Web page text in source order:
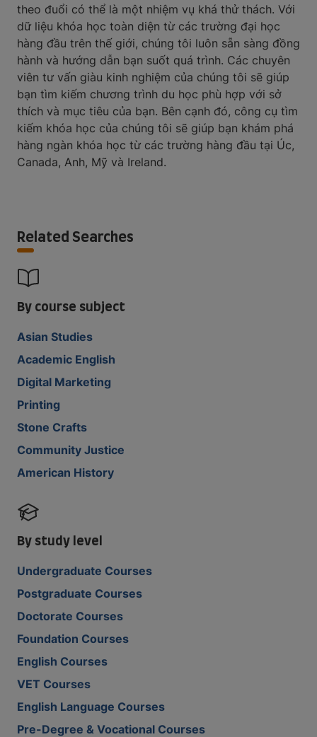
theo đuổi có thể là một nhiệm vụ khá thử thách. Với
dữ liệu khóa học toàn diện từ các trường đại học
hàng đầu trên thế giới, chúng tôi luôn sẵn sàng đồng
hành và hướng dẫn bạn suốt quá trình. Các chuyên
viên tư vấn giàu kinh nghiệm của chúng tôi sẽ giúp
bạn tìm kiếm chương trình du học phù hợp với sở
thích và mục tiêu của bạn. Bên cạnh đó, công cụ tìm
kiếm khóa học của chúng tôi sẽ giúp bạn khám phá
hàng ngàn khóa học từ các trường hàng đầu tại Úc,
Canada, Anh, Mỹ và Ireland.
Related Searches
By course subject
Asian Studies
Academic English
Digital Marketing
Printing
Stone Crafts
Community Justice
American History
By study level
Undergraduate Courses
Postgraduate Courses
Doctorate Courses
Foundation Courses
English Courses
VET Courses
English Language Courses
Pre-Degree & Vocational Courses